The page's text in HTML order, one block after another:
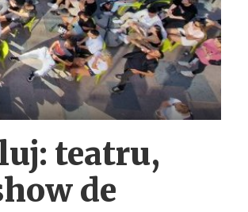
teatru,
de